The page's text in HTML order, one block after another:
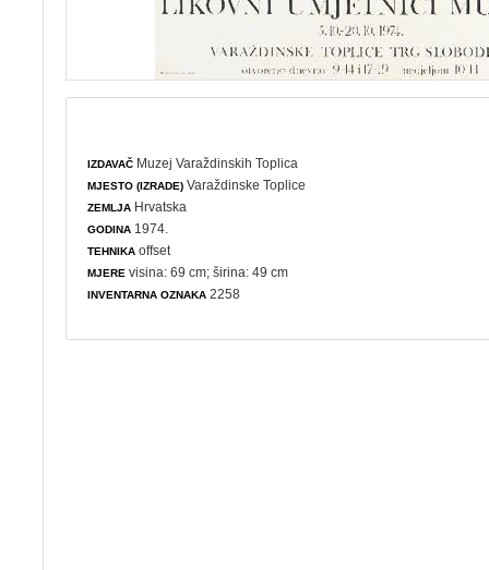
IZDAVAČ Muzej Varaždinskih Toplica
MJESTO (IZRADE) Varaždinske Toplice
ZEMLJA Hrvatska
GODINA 1974.
TEHNIKA offset
MJERE visina: 69 cm; širina: 49 cm
INVENTARNA OZNAKA 2258